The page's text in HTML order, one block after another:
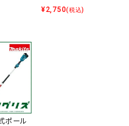
¥2,750(税込)
ポール